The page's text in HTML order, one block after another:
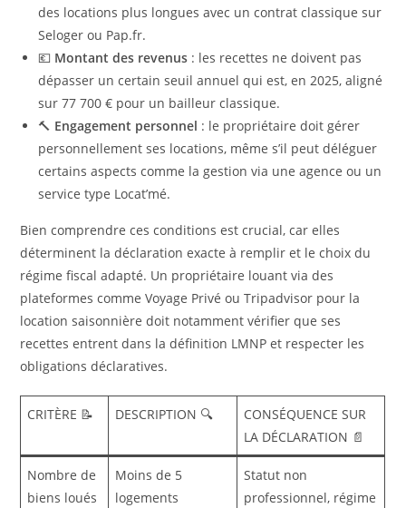
des locations plus longues avec un contrat classique sur
Seloger ou Pap.fr.
💶 Montant des revenus : les recettes ne doivent pas
dépasser un certain seuil annuel qui est, en 2025, aligné
sur 77 700 € pour un bailleur classique.
🔨 Engagement personnel : le propriétaire doit gérer
personnellement ses locations, même s’il peut déléguer
certains aspects comme la gestion via une agence ou un
service type Locat’mé.
Bien comprendre ces conditions est crucial, car elles
déterminent la déclaration exacte à remplir et le choix du
régime fiscal adapté. Un propriétaire louant via des
plateformes comme Voyage Privé ou Tripadvisor pour la
location saisonnière doit notamment vérifier que ses
recettes entrent dans la définition LMNP et respecter les
obligations déclaratives.
CRITÈRE 📝 DESCRIPTION 🔍
CONSÉQUENCE SUR
LA DÉCLARATION 📄
Nombre de
biens loués
Moins de 5
logements
Statut non
professionnel, régime